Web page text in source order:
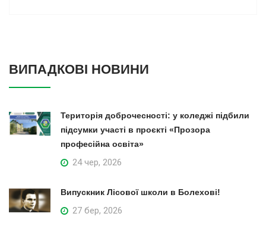
ВИПАДКОВІ НОВИНИ
Територія доброчесності: у коледжі підбили
підсумки участі в проєкті «Прозора
професійна освіта»
24 чер, 2026
Випускник Лісової школи в Болехові!
27 бер, 2026